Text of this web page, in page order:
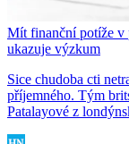
Mít finanční potíže v
ukazuje výzkum
Sice chudoba cti
příjemného. Tým
Patalayové z